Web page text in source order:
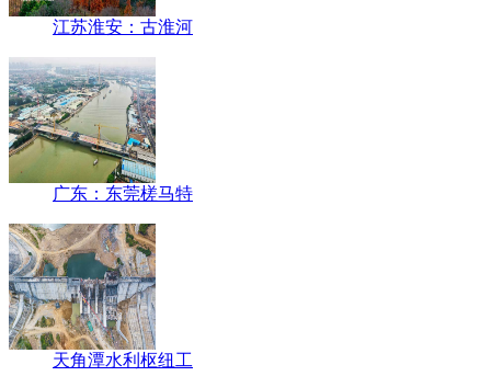
江苏淮安：古淮河
广东：东莞槎马特
天角潭水利枢纽工